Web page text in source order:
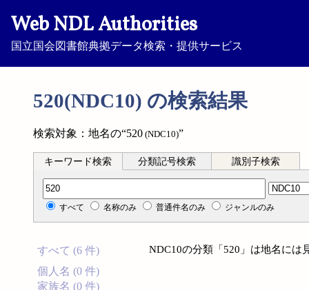
Web NDL Authorities
国立国会図書館典拠データ検索・提供サービス
520(NDC10) の検索結果
検索対象：地名の“520 (NDC10)”
キーワード検索 分類記号検索 識別子検索
分類記号検索
すべて 名称のみ 普通件名のみ ジャンルのみ
すべて (6 件)
個人名 (0 件)
家族名 (0 件)
NDC10の分類「520」は地名には